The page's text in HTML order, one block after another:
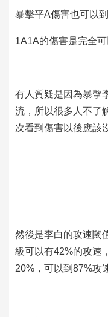
暴擊平A傷害也可以
1A1A的傷害是完全
有人質疑是因為暴擊
流，所以很多人不了
次看到傷害以後應該
然後是李白的攻速閾
級可以有42%的攻速
20%，可以到87%攻